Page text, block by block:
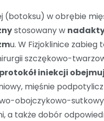
(botoksu) w obrębie
stosowany w
u. W Fizjoklinice zabieg
szczękowo-
iniekcji
mięśnie
obojczykowo-
a także dobór